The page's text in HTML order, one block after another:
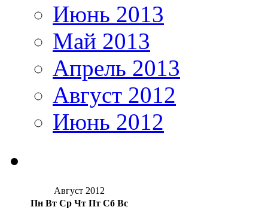
Июнь 2013
Май 2013
Апрель 2013
Август 2012
Июнь 2012
Август 2012
Пн Вт Ср Чт Пт Сб Вс